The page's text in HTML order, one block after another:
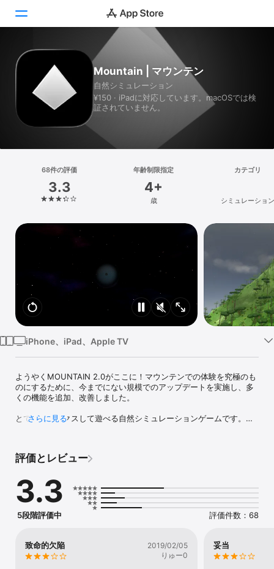
ゲーム
アプリ
検索
プラットフォーム
iPhone
iPad
TV
Mountain | マウンテン
自然シミュレーション
¥150 · iPadに対応しています。macOSでは検
証されていません。
68件の評価
3.3
年齢制限指定
4+
歳
カテゴリ
シミュレーション
iPhone、iPad、Apple TV
ようやくMOUNTAIN 2.0がここに！マウンテンでの体験を究極のも
のにするために、今までにない規模でのアップデートを実施し、多
くの機能を追加、改善しました。
とてもリラックスして遊べる自然シミュレーションゲームです。こ
・App内の課金なし
・時間が経過する
・自然物が育ち、死ぬ
・自然の意思で動く
に同期します。
さらに見る
評価とレビュー
3.3
5段階評価中 評価件数：68
致命的欠陥
2019/02/05
りゅー0
妥当